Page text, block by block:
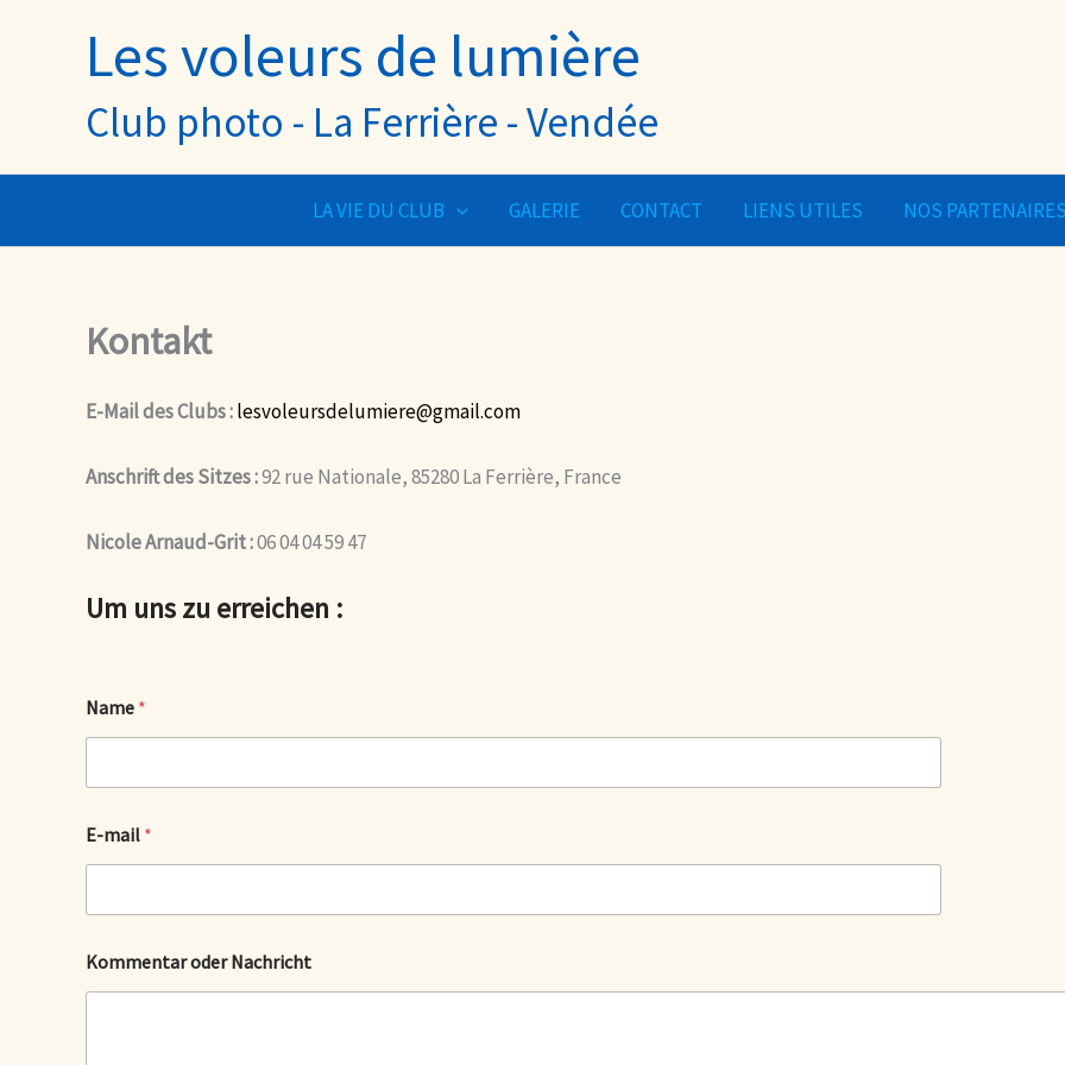
Les voleurs de lumière
Club photo - La Ferrière - Vendée
LA VIE DU CLUB GALERIE CONTACT LIENS UTILES NOS PARTENAIRES
Kontakt
E-Mail des Clubs :lesvoleursdelumiere@gmail.com
Anschrift des Sitzes :92 rue Nationale, 85280 La Ferrière, France
Nicole Arnaud-Grit :06 04 04 59 47
Um uns zu erreichen :
Name *
E
-
a
l
o
d
E-mail *
Kommentar oder Nachricht